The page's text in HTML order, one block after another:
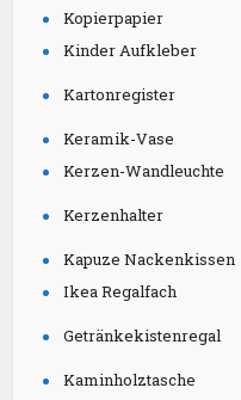
Kopierpapier
Kinder Aufkleber
Kartonregister
Keramik-Vase
Kerzen-Wandleuchte
Kerzenhalter
Kapuze Nackenkissen
Ikea Regalfach
Getränkekistenregal
Kaminholztasche